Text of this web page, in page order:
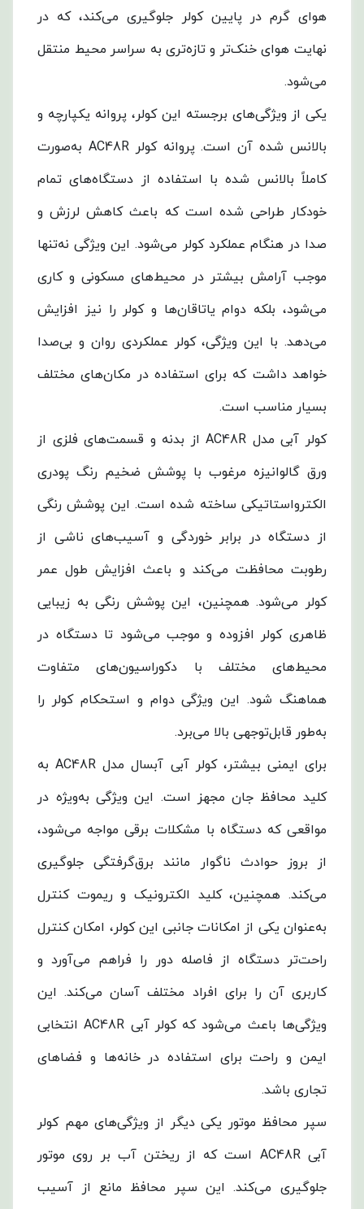
هوای گرم در پایین کولر جلوگیری می‌کند، که در
نهایت هوای خنک‌تر و تازه‌تری به سراسر محیط منتقل
می‌شود.
یکی از ویژگی‌های برجسته این کولر، پروانه یکپارچه و
بالانس شده آن است. پروانه کولر AC48R به‌صورت
کاملاً بالانس شده با استفاده از دستگاه‌های تمام
خودکار طراحی شده است که باعث کاهش لرزش و
صدا در هنگام عملکرد کولر می‌شود. این ویژگی نه‌تنها
موجب آرامش بیشتر در محیط‌های مسکونی و کاری
می‌شود، بلکه دوام یاتاقان‌ها و کولر را نیز افزایش
می‌دهد. با این ویژگی، کولر عملکردی روان و بی‌صدا
خواهد داشت که برای استفاده در مکان‌های مختلف
بسیار مناسب است.
کولر آبی مدل AC48R از بدنه و قسمت‌های فلزی از
ورق گالوانیزه مرغوب با پوشش ضخیم رنگ پودری
الکترواستاتیکی ساخته شده است. این پوشش رنگی
از دستگاه در برابر خوردگی و آسیب‌های ناشی از
رطوبت محافظت می‌کند و باعث افزایش طول عمر
کولر می‌شود. همچنین، این پوشش رنگی به زیبایی
ظاهری کولر افزوده و موجب می‌شود تا دستگاه در
محیط‌های مختلف با دکوراسیون‌های متفاوت
هماهنگ شود. این ویژگی دوام و استحکام کولر را
به‌طور قابل‌توجهی بالا می‌برد.
برای ایمنی بیشتر، کولر آبی آبسال مدل AC48R به
کلید محافظ جان مجهز است. این ویژگی به‌ویژه در
مواقعی که دستگاه با مشکلات برقی مواجه می‌شود،
از بروز حوادث ناگوار مانند برق‌گرفتگی جلوگیری
می‌کند. همچنین، کلید الکترونیک و ریموت کنترل
به‌عنوان یکی از امکانات جانبی این کولر، امکان کنترل
راحت‌تر دستگاه از فاصله دور را فراهم می‌آورد و
کاربری آن را برای افراد مختلف آسان می‌کند. این
ویژگی‌ها باعث می‌شود که کولر آبی AC48R انتخابی
ایمن و راحت برای استفاده در خانه‌ها و فضاهای
تجاری باشد.
سپر محافظ موتور یکی دیگر از ویژگی‌های مهم کولر
آبی AC48R است که از ریختن آب بر روی موتور
جلوگیری می‌کند. این سپر محافظ مانع از آسیب